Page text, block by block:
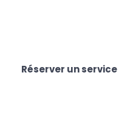
Réserver un service